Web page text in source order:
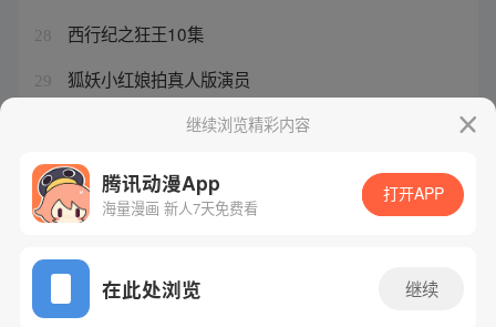
28 西行纪之狂王10集
29 狐妖小红娘拍真人版演员
张灵玉的一血怎么被夏禾拿的
继续浏览精彩内容
腾讯动漫App
海量漫画 新人7天免费看
打开APP
在此处浏览 继续
网站备案/许可证号：粤B2-20090059-5
Copyright©1998 - 2026 Tencent. All Rights Reserved